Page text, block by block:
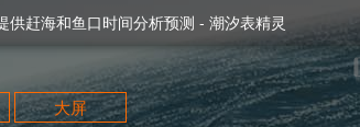
赶海和鱼口时间分析预测 - 潮汐表精灵
大屏